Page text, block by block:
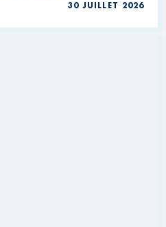
30 JUILLET 2026